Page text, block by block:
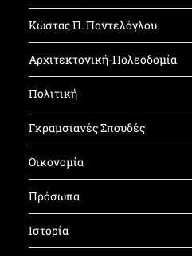
Κώστας Π. Παντελόγλου
Αρχιτεκτονική-Πολεοδομία
Πολιτική
Γκραμσιανές Σπουδές
Οικονομία
Πρόσωπα
Ιστορία